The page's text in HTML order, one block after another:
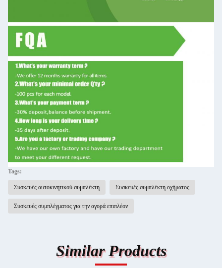
Tags:
Συσκευές αυτοκινητικού συμπλέκτη Συσκευές συμπλέκτη οχήματος
Συσκευές συμπλέγματος για την αγορά επιπλέον
Similar Products